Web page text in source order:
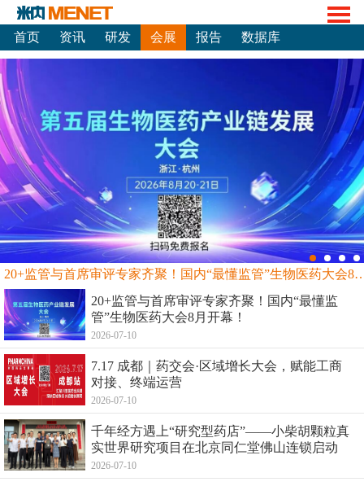
首页 资讯 研发 会展 报告 数据库
20+监管与首席审评专家齐聚！国内“最
20+监管与首席审评专家齐聚！国内“最懂监
管”生物医药大会8月开幕！
2026-07-10
7.17 成都｜药交会·区域增长大会，赋能工商
对接、终端运营
2026-07-10
千年经方遇上“研究型药店”——小柴胡颗粒真
实世界研究项目在北京同仁堂佛山连锁启动
2026-07-10